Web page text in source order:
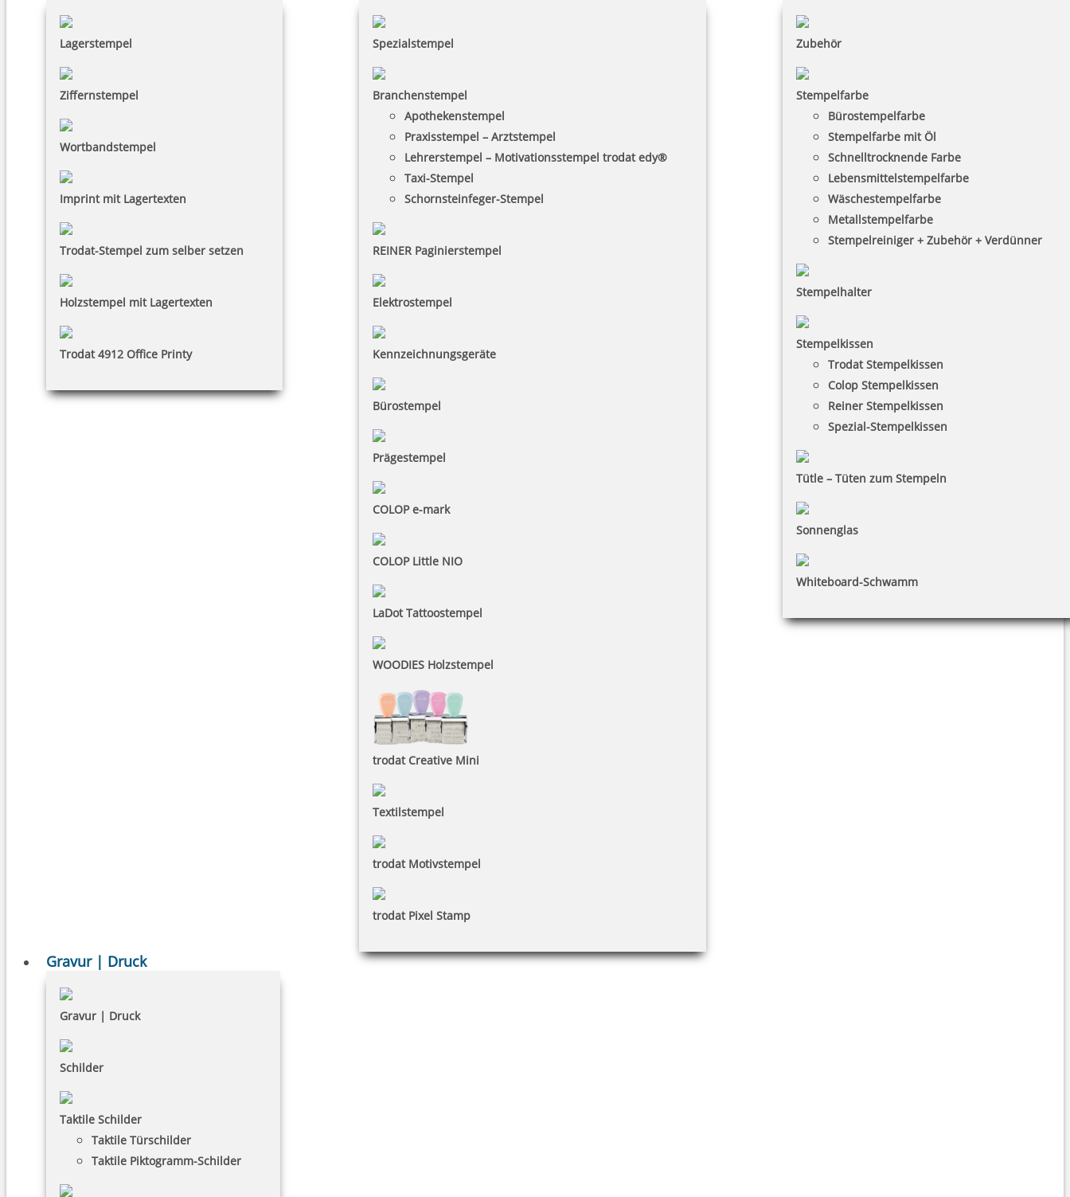
Lagerstempel
Ziffernstempel
Wortbandstempel
Imprint mit Lagertexten
Trodat-Stempel zum selber setzen
Holzstempel mit Lagertexten
Trodat 4912 Office Printy
Spezialstempel
Branchenstempel
Apothekenstempel
Praxisstempel – Arztstempel
Lehrerstempel – Motivationsstempel trodat edy®
Taxi-Stempel
Schornsteinfeger-Stempel
REINER Paginierstempel
Elektrostempel
Kennzeichnungsgeräte
Bürostempel
Prägestempel
COLOP e-mark
COLOP Little NIO
LaDot Tattoostempel
WOODIES Holzstempel
trodat Creative Mini
Textilstempel
trodat Motivstempel
trodat Pixel Stamp
Zubehör
Stempelfarbe
Bürostempelfarbe
Stempelfarbe mit Öl
Schnelltrocknende Farbe
Lebensmittelstempelfarbe
Wäschestempelfarbe
Metallstempelfarbe
Stempelreiniger + Zubehör + Verdünner
Stempelhalter
Stempelkissen
Trodat Stempelkissen
Colop Stempelkissen
Reiner Stempelkissen
Spezial-Stempelkissen
Tütle – Tüten zum Stempeln
Sonnenglas
Whiteboard-Schwamm
Gravur | Druck
Gravur | Druck
Schilder
Taktile Schilder
Taktile Türschilder
Taktile Piktogramm-Schilder